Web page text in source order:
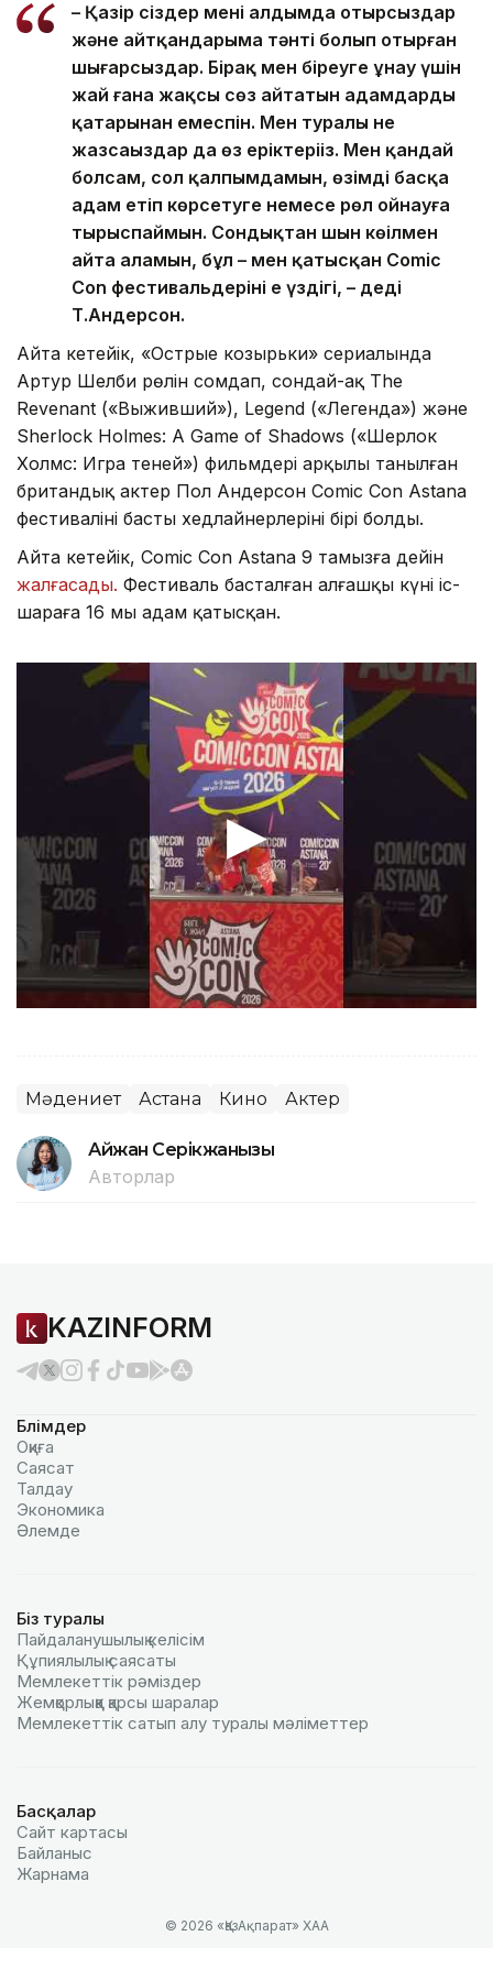
– Қазір сіздер менің алдымда отырсыздар
және айтқандарыма тәнті болып отырған
шығарсыздар. Бірақ мен біреуге ұнау үшін
жай ғана жақсы сөз айтатын адамдардың
қатарынан емеспін. Мен туралы не
жазсаңыздар да өз еріктеріңіз. Мен қандай
болсам, сол қалпымдамын, өзімді басқа
адам етіп көрсетуге немесе рөл ойнауға
тырыспаймын. Сондықтан шын көңілмен
айта аламын, бұл – мен қатысқан Comic
Con фестивальдерінің ең үздігі, – деді
Т.Андерсон.
Айта кетейік, «Острые козырьки» сериалында
Артур Шелби рөлін сомдап, сондай-ақ The
Revenant («Выживший»), Legend («Легенда») және
Sherlock Holmes: A Game of Shadows («Шерлок
Холмс: Игра теней») фильмдері арқылы танылған
британдық актер Пол Андерсон Comic Con Astana
фестивалінің басты хедлайнерлерінің бірі болды.
Айта кетейік, Comic Con Astana 9 тамызға дейін
жалғасады. Фестиваль басталған алғашқы күні іс-
шараға 16 мың адам қатысқан.
Мәдениет Астана Кино Актер
Айжан Серікжанқызы
Авторлар
KAZINFORM
Бөлімдер
Оқиға
Саясат
Талдау
Экономика
Әлемде
Біз туралы
Пайдаланушылық келiciм
Құпиялылық саясаты
Мемлекеттік рәміздер
Жемқорлыққа қарсы шаралар
Мемлекеттік сатып алу туралы мәлiметтер
Басқалар
Сайт картасы
Байланыс
Жарнама
© 2026 «ҚазАқпарат» ХАА